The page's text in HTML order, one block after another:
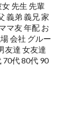
先生 先輩
義弟 義兄 家
マ友 年配 お
会社 グルー
友達 女友達
70代 80代 90